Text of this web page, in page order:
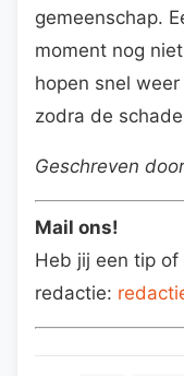
gemeenschap.
moment nog
hopen snel
zodra de
Geschreven
Mail ons!
Heb jij een tip of
redactie: